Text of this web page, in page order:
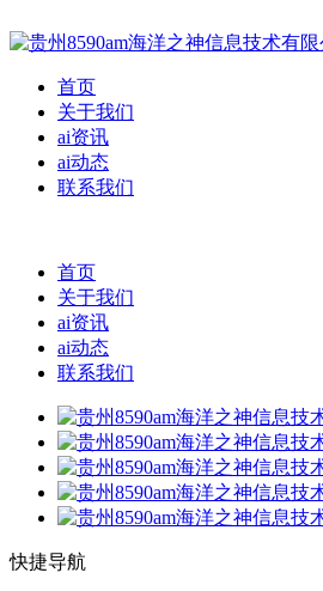
首页
关于我们
ai资讯
ai动态
联系我们
首页
关于我们
ai资讯
ai动态
联系我们
快捷导航